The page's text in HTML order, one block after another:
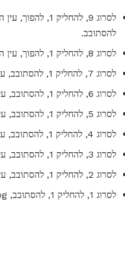
להסתובב.
לסרוג 8, להחליק 1, להפוך, עין הפוכה 7, p2tog, להסתובב.
לסרוג 7, להחליק 1, להסתובב, עין הפוכה 6, p2tog, להפעיל.
לסרוג 6, להחליק 1, להסתובב, עין הפוכה 5, p2tog, להפעיל.
לסרוג 5, להחליק 1, להסתובב, עין הפוכה 4, p2tog, להסתובב.
לסרוג 4, להחליק 1, להסתובב, עין הפוכה 3, p2tog, להסתובב.
לסרוג 3, להחליק 1, להסתובב, עין הפוכה 2, p2tog, להסתובב.
לסרוג 2, להחליק 1, להסתובב, עין הפוכה 1, p2tog, להסתובב.
לסרוג 1, להחליק 1, להסתובב, p2tog, להסתובב.